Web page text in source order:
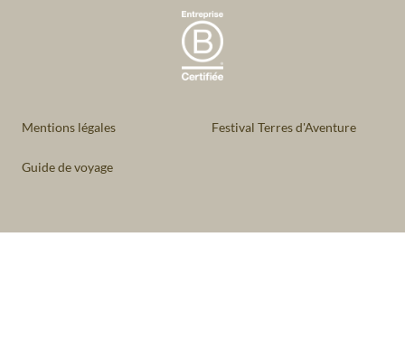
Mentions légales Festival Terres d'Aventure
Guide de voyage